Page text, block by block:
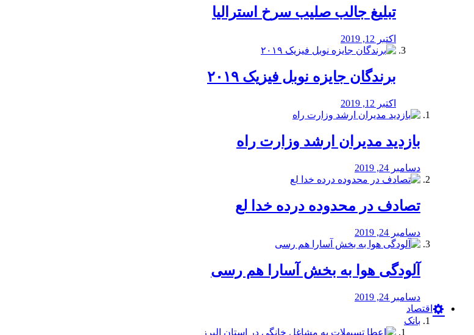
تبلیغ جالب صلیب سرخ استرالیا
اکتبر 12, 2019
برندگان جایزه نوبل فیزیک ۲۰۱۹
اکتبر 12, 2019
بازدید مدیران ارشد وزارت راه
دسامبر 24, 2019
تصادف در محدوده درده خدا لع
دسامبر 24, 2019
آلودگی هوا به بخش آسارا هم رسی
دسامبر 24, 2019
اقتصاد
بانک